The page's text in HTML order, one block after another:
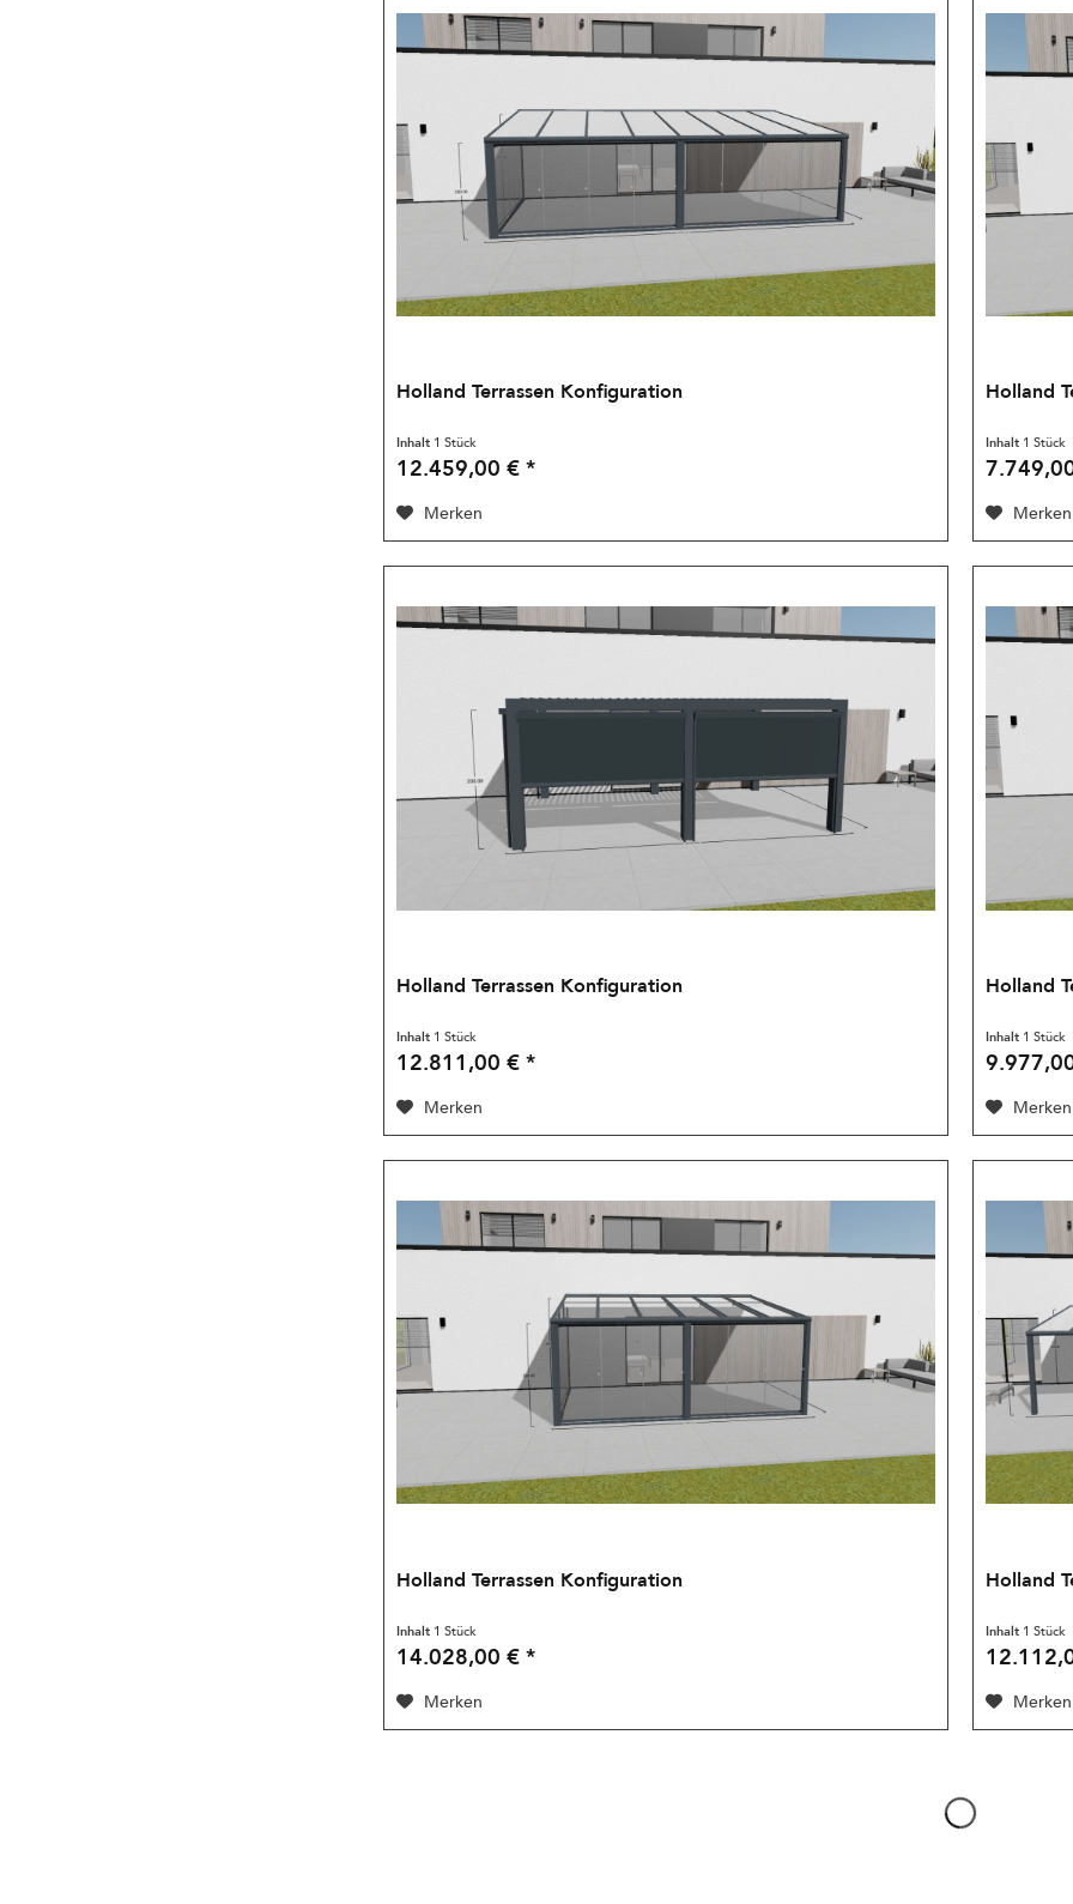
Holland Terrassen Konfiguration
Inhalt 1 Stück
12.459,00 € *
Merken
Holland
Inhalt 1 Stück
Merken
Holland Terrassen Konfiguration
Inhalt 1 Stück
12.811,00 € *
Merken
Holland
Inhalt 1 Stück
Merken
Holland Terrassen Konfiguration
Inhalt 1 Stück
14.028,00 € *
Merken
Holland
Inhalt 1 Stück
Merken